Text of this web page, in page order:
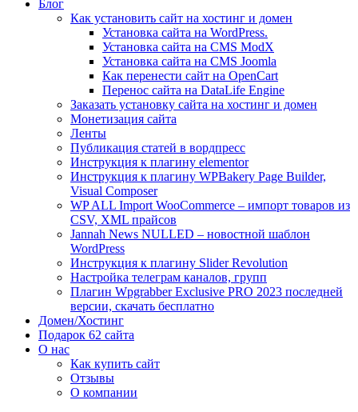
Блог
Как установить сайт на хостинг и домен
Установка сайта на WordPress.
Установка сайта на CMS ModX
Установка сайта на CMS Joomla
Как перенести сайт на OpenCart
Перенос сайта на DataLife Engine
Заказать установку сайта на хостинг и домен
Монетизация сайта
Ленты
Публикация статей в вордпресс
Инструкция к плагину elementor
Инструкция к плагину WPBakery Page Builder,
Visual Composer
WP ALL Import WooCommerce – импорт товаров из
CSV, XML прайсов
Jannah News NULLED – новостной шаблон
WordPress
Инструкция к плагину Slider Revolution
Настройка телеграм каналов, групп
Плагин Wpgrabber Exclusive PRO 2023 последней
версии, скачать бесплатно
Домен/Хостинг
Подарок 62 сайта
О нас
Как купить сайт
Отзывы
О компании